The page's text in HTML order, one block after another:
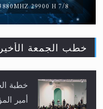
29900 H 7/8
خطب الجمعة
خطبة
أمير